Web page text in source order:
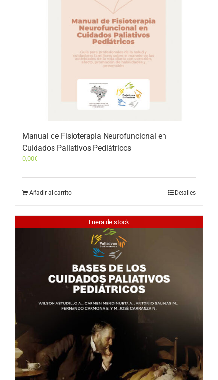
Manual de Fisioterapia Neurofuncional en
Cuidados Paliativos Pediátricos
0,00€
Añadir al carrito Detalles
Fuera de stock